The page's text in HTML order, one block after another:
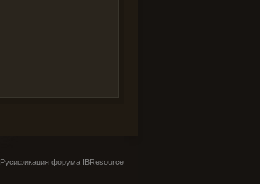
Русификация форума IBResource